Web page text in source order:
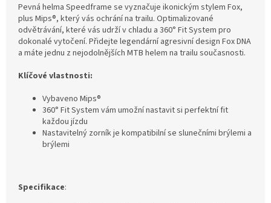
Pevná helma Speedframe se vyznačuje ikonickým stylem Fox,
plus Mips®, který vás ochrání na trailu. Optimalizované
odvětrávání, které vás udrží v chladu a 360° Fit System pro
dokonalé vytočení. Přidejte legendární agresivní design Fox DNA
a máte jednu z nejodolnějších MTB helem na trailu současnosti.
Klíčové vlastnosti:
Vybaveno Mips®
360° Fit System vám umožní nastavit si perfektní fit
každou jízdu
Nastavitelný zorník je kompatibilní se slunečními brýlemi a
brýlemi
Specifikace: